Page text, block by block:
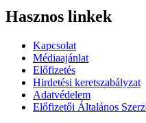
Hasznos linkek
Kapcsolat
Médiaajánlat
Előfizetés
Hirdetési keretszabályzat
Adatvédelem
Előfizetői Általános